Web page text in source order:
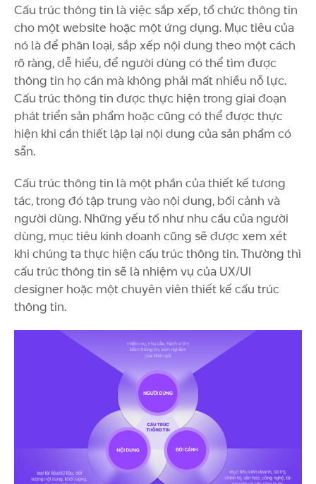
Cấu trúc thông tin là việc sắp xếp, tổ chức thông tin
cho một website hoặc một ứng dụng. Mục tiêu của
nó là để phân loại, sắp xếp nội dung theo một cách
rõ ràng, dễ hiểu, để người dùng có thể tìm được
thông tin họ cần mà không phải mất nhiều nỗ lực.
Cấu trúc thông tin được thực hiện trong giai đoạn
phát triển sản phẩm hoặc cũng có thể được thực
hiện khi cần thiết lập lại nội dung của sản phẩm có
sẵn.
Cấu trúc thông tin là một phần của thiết kế tương
tác, trong đó tập trung vào nội dung, bối cảnh và
người dùng. Những yếu tố như nhu cầu của người
dùng, mục tiêu kinh doanh cũng sẽ được xem xét
khi chúng ta thực hiện cấu trúc thông tin. Thường thì
cấu trúc thông tin sẽ là nhiệm vụ của UX/UI
designer hoặc một chuyên viên thiết kế cấu trúc
thông tin.